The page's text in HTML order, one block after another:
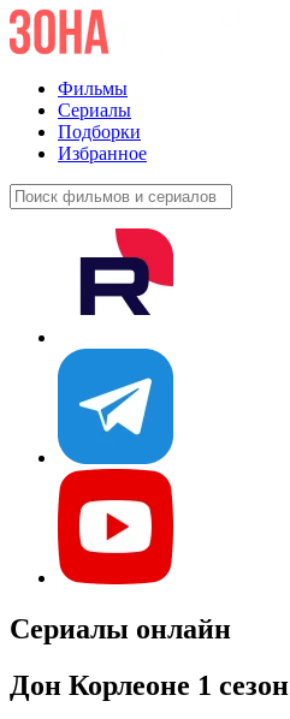
Фильмы
Сериалы
Подборки
Избранное
Сериалы онлайн
Дон Корлеоне 1 сезон